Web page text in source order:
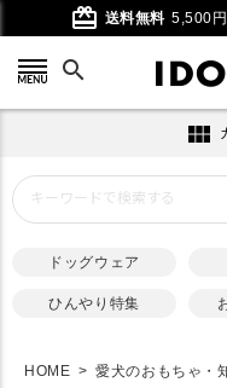
card_giftcard 送料無料 5,500
search
view_module
ドッグウェア
ひんやり特集
HOME
愛犬のおもちゃ・